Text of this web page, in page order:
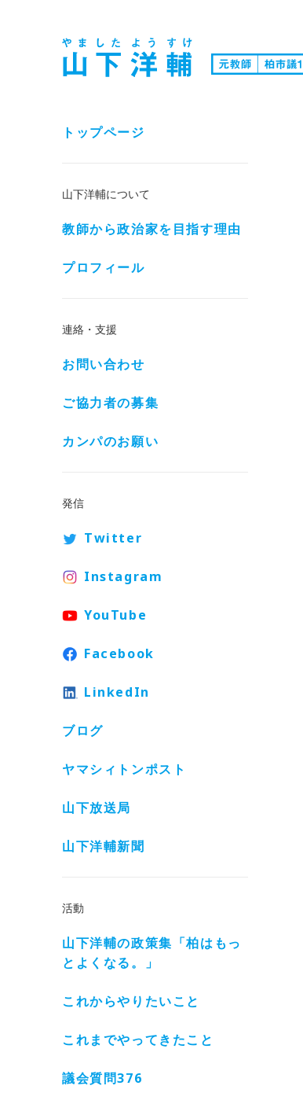
トップページ
山下洋輔について
教師から政治家を目指す理由
プロフィール
連絡・支援
お問い合わせ
ご協力者の募集
カンパのお願い
発信
Twitter
Instagram
YouTube
Facebook
LinkedIn
ブログ
ヤマシィトンポスト
山下放送局
山下洋輔新聞
活動
山下洋輔の政策集「柏はもっ
とよくなる。」
これからやりたいこと
これまでやってきたこと
議会質問376